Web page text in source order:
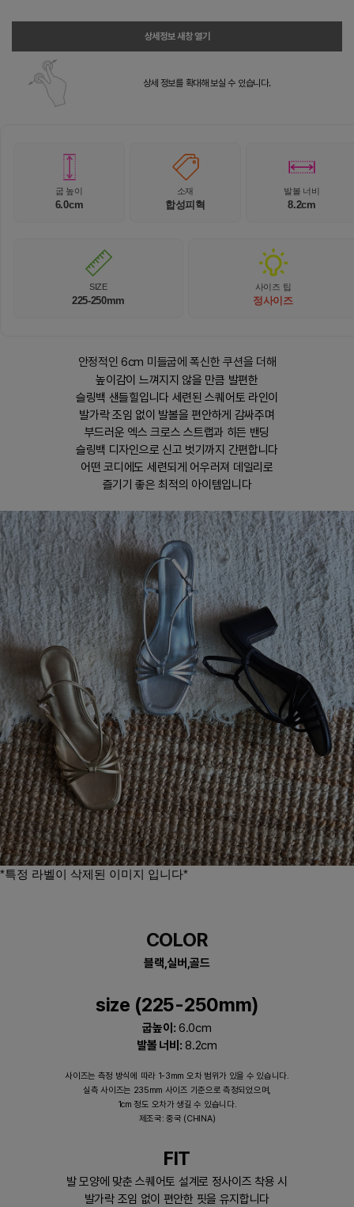
상세정보 새창 열기
상세 정보를 확대해 보실 수 있습니다.
굽 높이
6.0cm
소재
합성피혁
발볼 너비
8.2cm
SIZE
225-250mm
사이즈 팁
정사이즈
안정적인 6cm 미들굽에 폭신한 쿠션을 더해
높이감이 느껴지지 않을 만큼 발편한
슬링백 샌들힐입니다 세련된 스퀘어토 라인이
발가락 조임 없이 발볼을 편안하게 감싸주며
부드러운 엑스 크로스 스트랩과 히든 밴딩
슬링백 디자인으로 신고 벗기까지 간편합니다
어떤 코디에도 세련되게 어우러져 데일리로
즐기기 좋은 최적의 아이템입니다
*특정 라벨이 삭제된 이미지 입니다*​
COLOR
블랙,실버,골드
size (225-250mm)
굽높이: 6.0cm
발볼 너비: 8.2cm
사이즈는 측정 방식에 따라 1-3mm 오차 범위가 있을 수 있습니다.
실측 사이즈는 235mm 사이즈 기준으로 측정되었으며,
1cm 정도 오차가 생길 수 있습니다.
제조국: 중국 (CHINA)
FIT
발 모양에 맞춘 스퀘어토 설계로 정사이즈 착용 시
발가락 조임 없이 편안한 핏을 유지합니다